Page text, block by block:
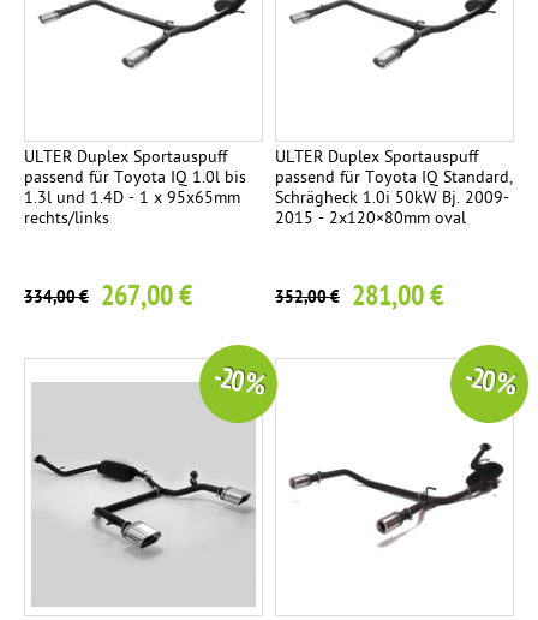
t
i
g
ULTER Duplex Sportauspuff
passend für Toyota IQ 1.0l bis
1.3l und 1.4D - 1 x 95x65mm
rechts/links
334,00 € 267,00 €
ULTER Duplex Sportauspuff
passend für Toyota IQ Standard,
Schrägheck 1.0i 50kW Bj. 2009-
2015 - 2x120×80mm oval
352,00 € 281,00 €
-20 % -20 %